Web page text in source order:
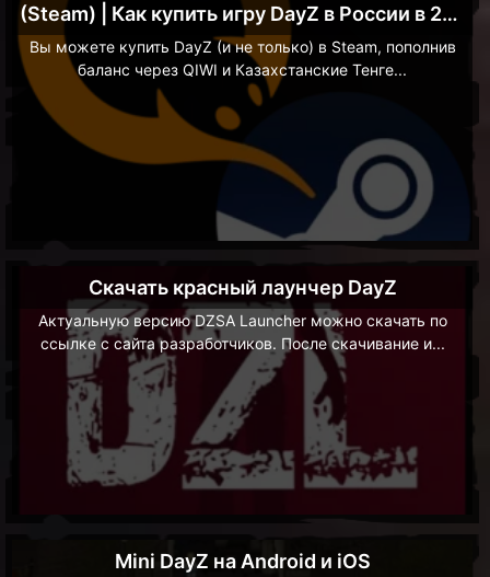
(Steam) | Как купить игру DayZ в России в 2023
Вы можете купить DayZ (и не только) в Steam, пополнив
баланс через QIWI и Казахстанские Тенге...
Скачать красный лаунчер DayZ
Актуальную версию DZSA Launcher можно скачать по
ссылке с сайта разработчиков. После скачивание и...
Mini DayZ на Android и iOS